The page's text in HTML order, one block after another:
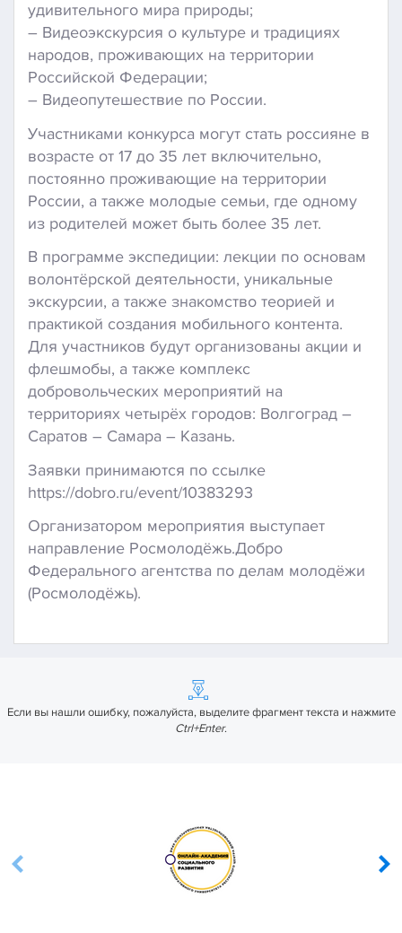
удивительного мира природы;
– Видеоэкскурсия о культуре и традициях
народов, проживающих на территории
Российской Федерации;
– Видеопутешествие по России.
Участниками конкурса могут стать россияне в
возрасте от 17 до 35 лет включительно,
постоянно проживающие на территории
России, а также молодые семьи, где одному
из родителей может быть более 35 лет.
В программе экспедиции: лекции по основам
волонтёрской деятельности, уникальные
экскурсии, а также знакомство теорией и
практикой создания мобильного контента.
Для участников будут организованы акции и
флешмобы, а также комплекс
добровольческих мероприятий на
территориях четырёх городов: Волгоград –
Саратов – Самара – Казань.
Заявки принимаются по ссылке
https://dobro.ru/event/10383293
Организатором мероприятия выступает
направление Росмолодёжь.Добро
Федерального агентства по делам молодёжи
(Росмолодёжь).
Если вы нашли ошибку, пожалуйста, выделите фрагмент текста и нажмите
Ctrl+Enter.